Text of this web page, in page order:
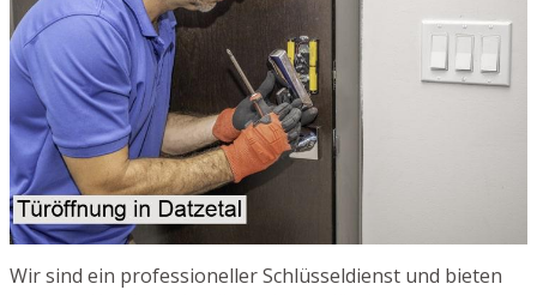
Wir sind ein professioneller Schlüsseldienst und bieten